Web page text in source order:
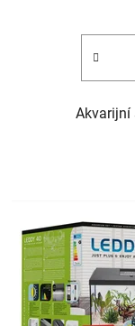
Akvarijní